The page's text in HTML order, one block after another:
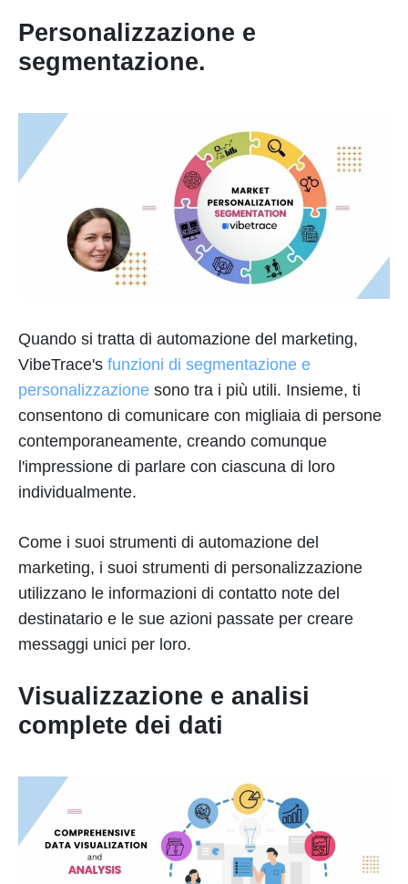
Personalizzazione e
segmentazione.
Quando si tratta di automazione del marketing,
VibeTrace's funzioni di segmentazione e
personalizzazione sono tra i più utili. Insieme, ti
consentono di comunicare con migliaia di persone
contemporaneamente, creando comunque
l'impressione di parlare con ciascuna di loro
individualmente.
Come i suoi strumenti di automazione del
marketing, i suoi strumenti di personalizzazione
utilizzano le informazioni di contatto note del
destinatario e le sue azioni passate per creare
messaggi unici per loro.
Visualizzazione e analisi
complete dei dati